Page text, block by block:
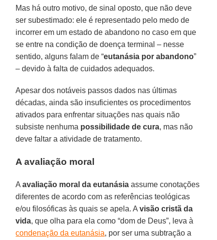
Mas há outro motivo, de sinal oposto, que não deve
ser subestimado: ele é representado pelo medo de
incorrer em um estado de abandono no caso em que
se entre na condição de doença terminal – nesse
sentido, alguns falam de “eutanásia por abandono”
– devido à falta de cuidados adequados.
Apesar dos notáveis passos dados nas últimas
décadas, ainda são insuficientes os procedimentos
ativados para enfrentar situações nas quais não
subsiste nenhuma possibilidade de cura, mas não
deve faltar a atividade de tratamento.
A avaliação moral
Aavaliação moral da eutanásia assume conotações
diferentes de acordo com as referências teológicas
e/ou filosóficas às quais se apela. Avisão cristã da
vida, que olha para ela como “dom de Deus”, leva à
condenação da eutanásia, por ser uma subtração a